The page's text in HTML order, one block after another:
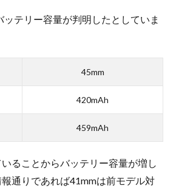
テリー容量が判明したとしていま
45mm
420mAh
459mAh
ることからバッテリー容量が増し
通りであれば41mmは前モデル対